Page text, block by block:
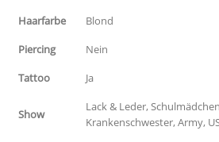
Haarfarbe
Blond
Piercing
Nein
Tattoo
Ja
Show
Lack & Leder,
Krankenschwester, Army,